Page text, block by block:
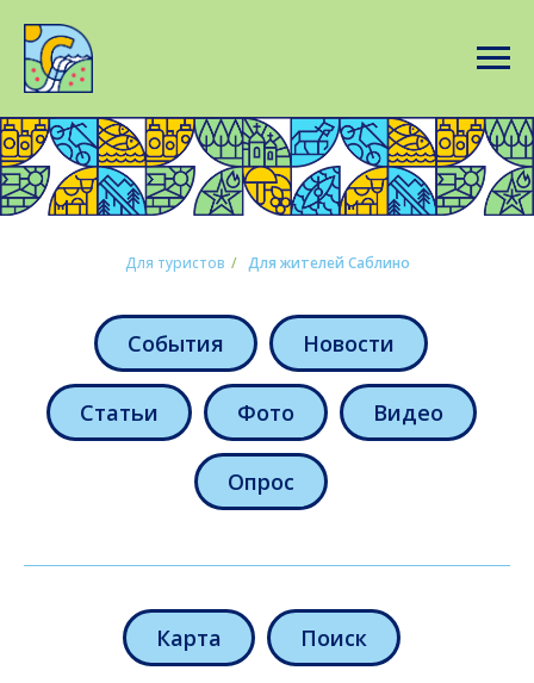
Для туристов / Для жителей Саблино
События Новости
Статьи Фото Видео
Опрос
Карта Поиск